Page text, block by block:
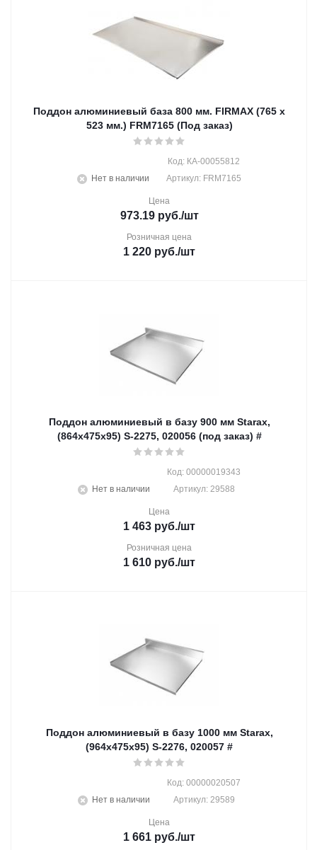
Поддон алюминиевый база 800 мм. FIRMAX (765 x
523 мм.) FRM7165 (Под заказ)
Нет в наличии
Код: КА-00055812
Артикул: FRM7165
Цена
973.19руб./шт
Розничная цена
1 220 руб./шт
Поддон алюминиевый в базу 900 мм Starax,
(864х475х95) S-2275, 020056 (под заказ) #
Нет в наличии
Код: 00000019343
Артикул: 29588
Цена
1 463 руб./шт
Розничная цена
1 610 руб./шт
Поддон алюминиевый в базу 1000 мм Starax,
(964х475х95) S-2276, 020057 #
Нет в наличии
Код: 00000020507
Артикул: 29589
Цена
1 661 руб./шт